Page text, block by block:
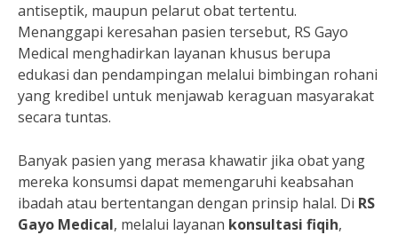
antiseptik, maupun pelarut obat tertentu.
Menanggapi keresahan pasien tersebut, RS Gayo
Medical menghadirkan layanan khusus berupa
edukasi dan pendampingan melalui bimbingan rohani
yang kredibel untuk menjawab keraguan masyarakat
secara tuntas.
Banyak pasien yang merasa khawatir jika obat yang
mereka konsumsi dapat memengaruhi keabsahan
ibadah atau bertentangan dengan prinsip halal. Di RS
Gayo Medical, melalui layanan konsultasi fiqih,